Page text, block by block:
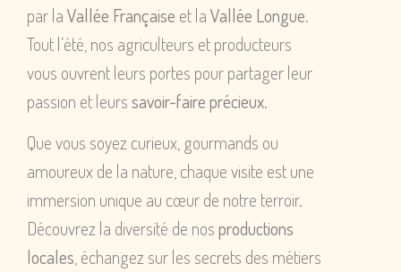
par laVallée Française et laVallée Longue.
Tout l’été, nos agriculteurs et producteurs
vous ouvrent leurs portes pour partager leur
passion et leurssavoir-faire précieux.
Que vous soyez curieux, gourmands ou
amoureux de la nature, chaque visite est une
immersion unique au cœur de notre terroir.
Découvrez la diversité de nosproductions
locales, échangez sur les secrets des métiers